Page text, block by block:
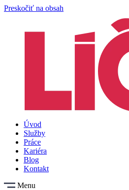
Preskočiť na obsah
Úvod
Služby
Práce
Kariéra
Blog
Kontakt
Menu